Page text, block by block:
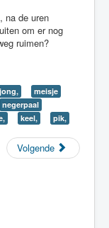
na de uren
om er nog
ruimen?
jong,
meisje
negerpaal
keel, pik,
Volgende